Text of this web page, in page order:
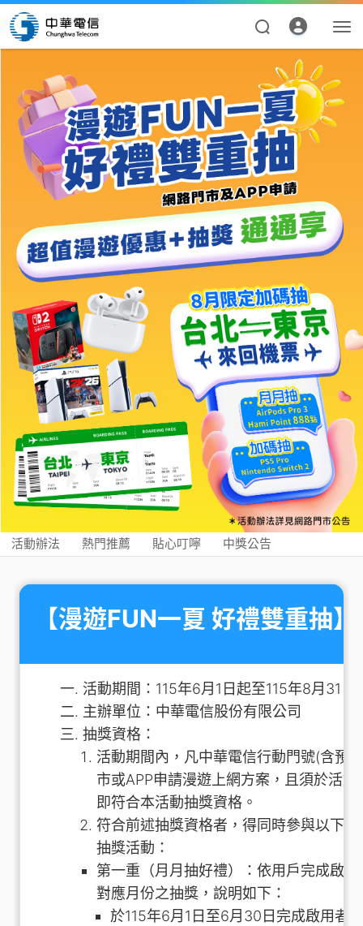
資費合約
帳單繳費
申請查詢
我的帳號
活動辦法 熱門推薦 貼心叮嚀 中獎公告
活動辦法 熱門推薦 中獎公告
【漫遊FUN一夏 好禮雙重抽
活動期間：115年6月1日起至115年8月31日
主辦單位：中華電信股份有限公司
抽獎資格：
活動期間內，凡中華電信行動門號(含預
市或APP申請漫遊上網方案，且須於活
即符合本活動抽獎資格。
符合前述抽獎資格者，得同時參與以下
抽獎活動：
第一重（月月抽好禮）：依用戶完成啟
對應月份之抽獎，說明如下：
於115年6月1日至6月30日完成啟用者